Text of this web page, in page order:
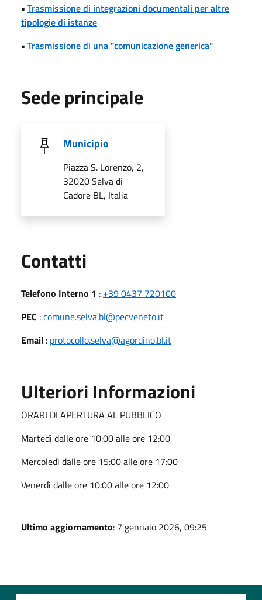
• Trasmissione di integrazioni documentali per altre
tipologie di istanze
• Trasmissione di una "comunicazione generica"
Sede principale
Municipio
Piazza S. Lorenzo, 2,
32020 Selva di
Cadore BL, Italia
Contatti
Telefono Interno 1 : +39 0437 720100
PEC :comune.selva.bl@pecveneto.it
Email : protocollo.selva@agordino.bl.it
Ulteriori Informazioni
ORARI DI APERTURA AL PUBBLICO
Martedì dalle ore 10:00 alle ore 12:00
Mercoledì dalle ore 15:00 alle ore 17:00
Venerdì dalle ore 10:00 alle ore 12:00
Ultimo aggiornamento: 7 gennaio 2026, 09:25